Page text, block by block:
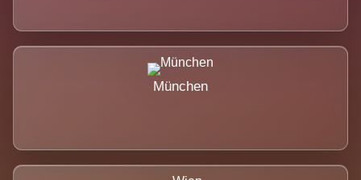
München